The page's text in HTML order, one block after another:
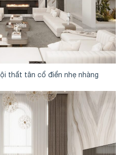
thất tân cổ điển nhẹ nhàng